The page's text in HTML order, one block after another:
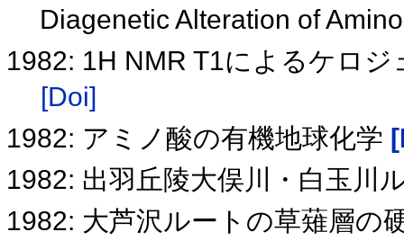
Diagenetic Alteration of
1982: 1H NMR T1によるケロ
[Doi]
1982: アミノ酸の有機地球化学
1982: 出羽丘陵大俣川・白玉川
1982: 大芦沢ルートの草薙層の